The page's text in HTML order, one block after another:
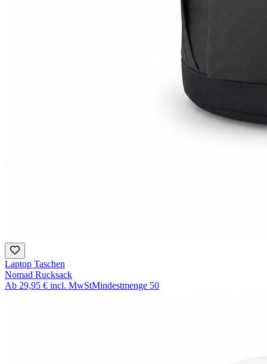
Laptop Taschen
Nomad Rucksack
Ab 29,95 € incl. MwStMindestmenge 50